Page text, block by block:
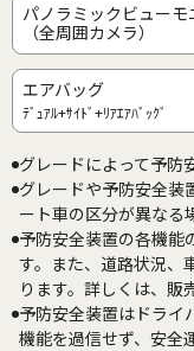
パノラミックビューモ
（全周囲カメラ）
エアバッグ
ﾃﾞｭｱﾙ+ｻｲﾄﾞ+ﾘｱｴｱﾊﾞｯｸﾞ
グレードによって予防
グレードや予防安全装
ート車の区分が異なる
予防安全装置の各機能
す。また、道路状況、
ります。詳しくは、販
予防安全装置はドライ
機能を過信せず、安全